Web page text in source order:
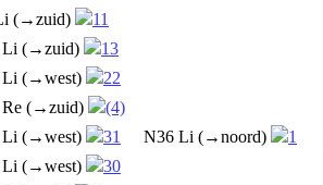
(→zuid)
11
Li (→zuid)
13
Li (→west)
22
Re (→zuid)
(4)
Li (→west)
31 N36 Li (→noord) 1
Li (→west)
30